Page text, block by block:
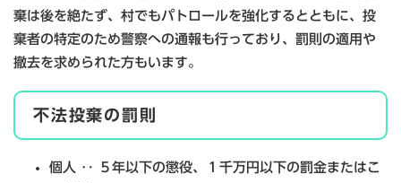
棄は後を絶たず、村でもパトロールを強化するとともに、投
棄者の特定のため警察への通報も行っており、罰則の適用や
撤去を求められた方もいます。
不法投棄の罰則
個人 ‥ ５年以下の懲役、１千万円以下の罰金またはこ